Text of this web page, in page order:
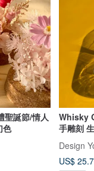
聖誕節/情人
色
Whisky
手雕刻
US$